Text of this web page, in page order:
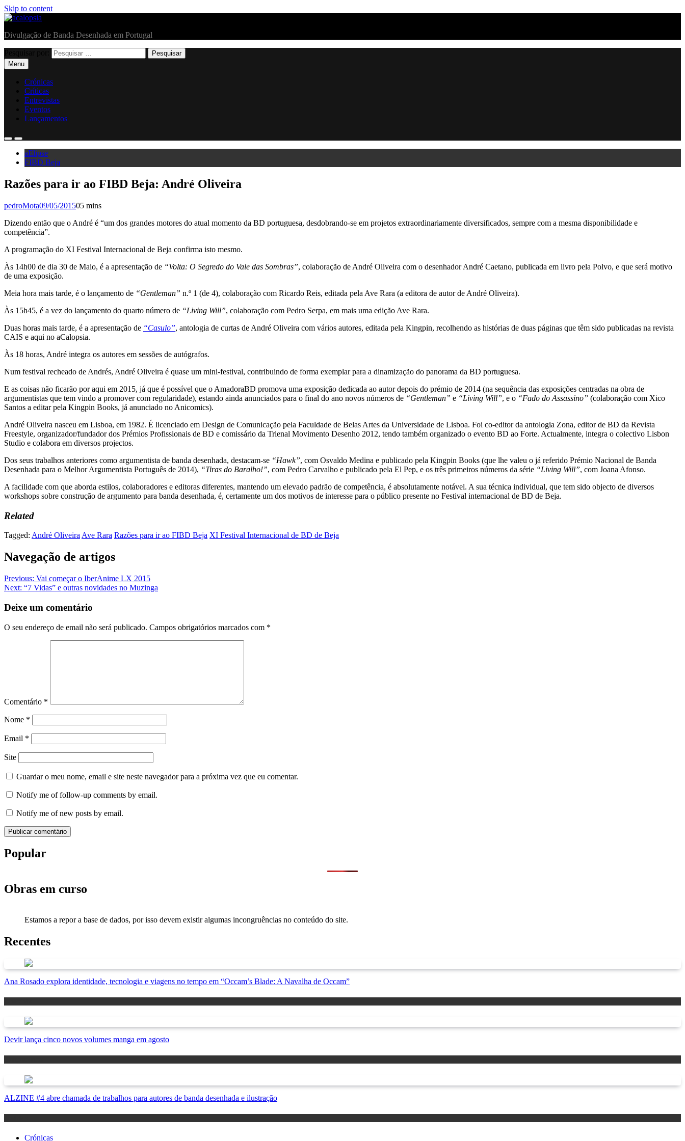
Skip to content
acalopsia
Divulgação de Banda Desenhada em Portugal
Menu
Crónicas
Críticas
Entrevistas
Eventos
Lançamentos
aElipse
FIBD Beja
Razões para ir ao FIBD Beja: André Oliveira
pedroMota09/05/201505 mins
Dizendo então que o André é “um dos grandes motores do atual momento da BD portuguesa, desdobrando-se em projetos extraordinariamente diversificados, sempre com a mesma disponibilidade e
competência”.
A programação do XI Festival Internacional de Beja confirma isto mesmo.
Às 14h00 de dia 30 de Maio, é a apresentação de “Volta: O Segredo do Vale das Sombras”, colaboração de André Oliveira com o desenhador André Caetano, publicada em livro pela Polvo, e que será motivo
de uma exposição.
Meia hora mais tarde, é o lançamento de “Gentleman” n.º 1 (de 4), colaboração com Ricardo Reis, editada pela Ave Rara (a editora de autor de André Oliveira).
Às 15h45, é a vez do lançamento do quarto número de “Living Will”, colaboração com Pedro Serpa, em mais uma edição Ave Rara.
Duas horas mais tarde, é a apresentação de “Casulo”, antologia de curtas de André Oliveira com vários autores, editada pela Kingpin, recolhendo as histórias de duas páginas que têm sido publicadas na revista
CAIS e aqui no aCalopsia.
Às 18 horas, André integra os autores em sessões de autógrafos.
Num festival recheado de Andrés, André Oliveira é quase um mini-festival, contribuindo de forma exemplar para a dinamização do panorama da BD portuguesa.
E as coisas não ficarão por aqui em 2015, já que é possível que o AmadoraBD promova uma exposição dedicada ao autor depois do prémio de 2014 (na sequência das exposições centradas na obra de
argumentistas que tem vindo a promover com regularidade), estando ainda anunciados para o final do ano novos números de “Gentleman” e “Living Will”, e o “Fado do Assassino” (colaboração com Xico
Santos a editar pela Kingpin Books, já anunciado no Anicomics).
André Oliveira nasceu em Lisboa, em 1982. É licenciado em Design de Comunicação pela Faculdade de Belas Artes da Universidade de Lisboa. Foi co-editor da antologia Zona, editor de BD da Revista
Freestyle, organizador/fundador dos Prémios Profissionais de BD e comissário da Trienal Movimento Desenho 2012, tendo também organizado o evento BD ao Forte. Actualmente, integra o colectivo Lisbon
Studio e colabora em diversos projectos.
Dos seus trabalhos anteriores como argumentista de banda desenhada, destacam-se “Hawk”, com Osvaldo Medina e publicado pela Kingpin Books (que lhe valeu o já referido Prémio Nacional de Banda
Desenhada para o Melhor Argumentista Português de 2014), “Tiras do Baralho!”, com Pedro Carvalho e publicado pela El Pep, e os três primeiros números da série “Living Will”, com Joana Afonso.
A facilidade com que aborda estilos, colaboradores e editoras diferentes, mantendo um elevado padrão de competência, é absolutamente notável. A sua técnica individual, que tem sido objecto de diversos
workshops sobre construção de argumento para banda desenhada, é, certamente um dos motivos de interesse para o público presente no Festival internacional de BD de Beja.
Related
Tagged: André Oliveira Ave Rara Razões para ir ao FIBD Beja XI Festival Internacional de BD de Beja
Navegação de artigos
Previous: Vai começar o IberAnime LX 2015
Next: “7 Vidas” e outras novidades no Muzinga
Deixe um comentário
O seu endereço de email não será publicado. Campos obrigatórios marcados com *
Comentário *
Nome *
Email *
Site
Guardar o meu nome, email e site neste navegador para a próxima vez que eu comentar.
Notify me of follow-up comments by email.
Notify me of new posts by email.
Popular
Obras em curso
Estamos a repor a base de dados, por isso devem existir algumas incongruências no conteúdo do site.
Recentes
Ana Rosado explora identidade, tecnologia e viagens no tempo em “Occam’s Blade: A Navalha de Occam”
Devir lança cinco novos volumes manga em agosto
ALZINE #4 abre chamada de trabalhos para autores de banda desenhada e ilustração
Crónicas